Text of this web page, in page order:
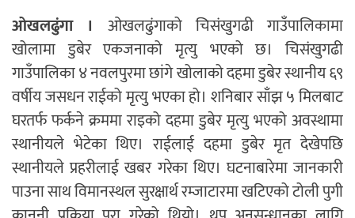
ओखलढुंगा । ओखलढुंगाको चिसंखुगढी गाउँपालिकामा
खोलामा डुबेर एकजनाको मृत्यु भएको छ। चिसंखुगढी
गाउँपालिका ४ नवलपुरमा छांगे खोलाको दहमा डुबेर स्थानीय ६९
वर्षीय जसधन राईको मृत्यु भएका हो। शनिबार साँझ ५ मिलबाट
घरतर्फ फर्कने क्रममा राइको दहमा डुबेर मृत्यु भएको अवस्थामा
स्थानीयले भेटेका थिए। राईलाई दहमा डुबेर मृत देखेपछि
स्थानीयले प्रहरीलाई खबर गरेका थिए। घटनाबारेमा जानकारी
पाउना साथ विमानस्थल सुरक्षार्थ रम्जाटारमा खटिएको टोली पुगी